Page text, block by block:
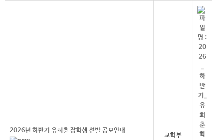
2026년 하반기 유희춘 장학생 선발 공모안내
교학부